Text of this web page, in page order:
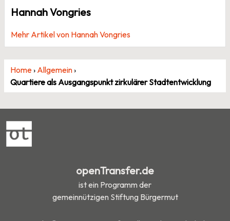
Hannah Vongries
Mehr Artikel von Hannah Vongries
Home› Allgemein›
Quartiere als Ausgangspunkt zirkulärer Stadtentwicklung
openTransfer.de
ist ein Programm der
gemeinnützigen Stiftung Bürgermut